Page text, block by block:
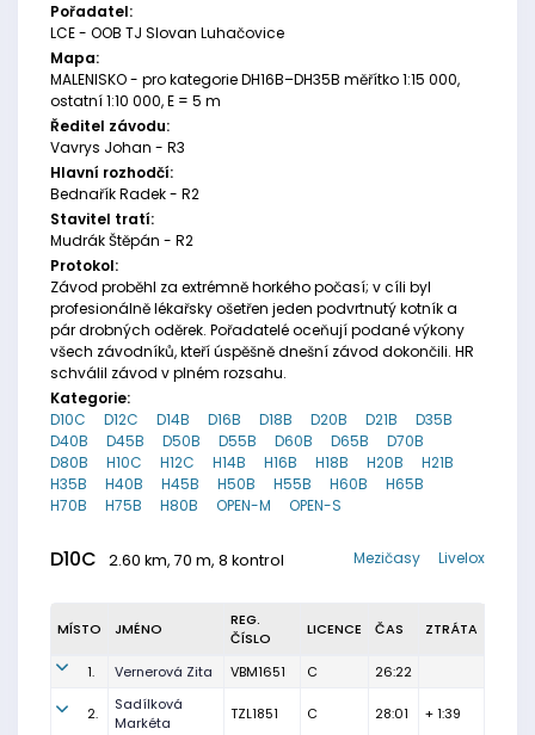
Pořadatel:
LCE - OOB TJ Slovan Luhačovice
Mapa:
MALENISKO - pro kategorie DH16B–DH35B měřítko 1:15 000,
ostatní 1:10 000, E = 5 m
Ředitel závodu:
Vavrys Johan - R3
Hlavní rozhodčí:
Bednařík Radek - R2
Stavitel tratí:
Mudrák Štěpán - R2
Protokol:
Závod proběhl za extrémně horkého počasí; v cíli byl
profesionálně lékařsky ošetřen jeden podvrtnutý kotník a
pár drobných oděrek. Pořadatelé oceňují podané výkony
všech závodníků, kteří úspěšně dnešní závod dokončili. HR
schválil závod v plném rozsahu.
Kategorie:
D10C
D12C D14B D16B D18B D20B D21B
D35B
D40B
D45B D50B D55B D60B D65B
D70B
D80B
H10C H12C H14B H16B H18B H20B
H21B
H35B
H40B H45B H50B H55B H60B
H65B
H70B
H75B H80B OPEN-M OPEN-S
D10C 2.60 km, 70 m, 8 kontrol Livelox
Mezičasy
MÍSTO JMÉNO
REG.
ČÍSLO
LICENCE ČAS ZTRÁTA
1. Vernerová Zita VBM1651 C 26:22
2.
Sadílková
Markéta
TZL1851 C 28:01 + 1:39